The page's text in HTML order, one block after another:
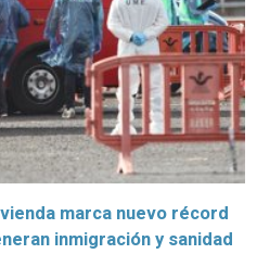
marca nuevo récord
inmigración y sanidad